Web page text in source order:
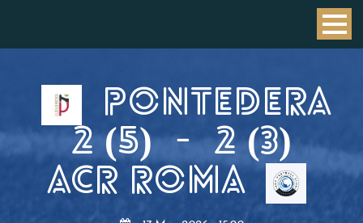
PONTEDERA
2 (5)
-
2 (3)
ACR ROMA